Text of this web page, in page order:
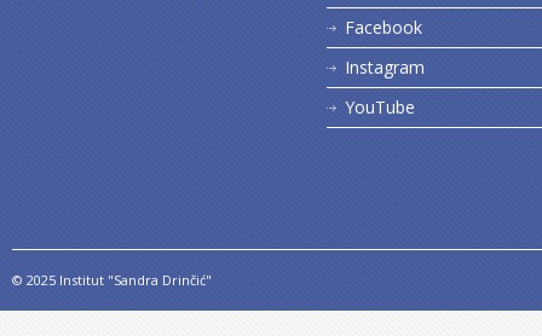
Facebook
Instagram
YouTube
© 2025 Institut "Sandra Drinčić"